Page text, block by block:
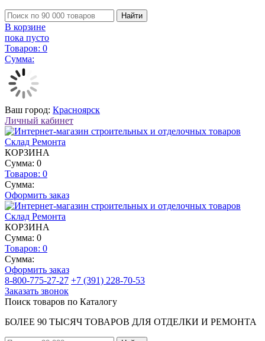
Найти
В корзине
пока пусто
Товаров: 0
Сумма:
Ваш город: Красноярск
Личный кабинет
КОРЗИНА
Сумма: 0
Товаров: 0
Сумма:
Оформить заказ
КОРЗИНА
Сумма: 0
Товаров: 0
Сумма:
Оформить заказ
8-800-775-27-27 +7 (391) 228-70-53
Заказать звонок
Поиск товаров по Каталогу
БОЛЕЕ 90 ТЫСЯЧ ТОВАРОВ ДЛЯ ОТДЕЛКИ И РЕМОНТА